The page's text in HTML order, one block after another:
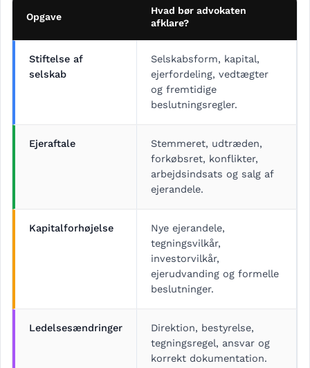
Opgave
Hvad bør advokaten
afklare?
Stiftelse af
selskab
Selskabsform, kapital,
ejerfordeling, vedtægter
og fremtidige
beslutningsregler.
Ejeraftale
Stemmeret, udtræden,
forkøbsret, konflikter,
arbejdsindsats og salg af
ejerandele.
Kapitalforhøjelse
Nye ejerandele,
tegningsvilkår,
investorvilkår,
ejerudvanding og formelle
beslutninger.
Ledelsesændringer
Direktion, bestyrelse,
tegningsregel, ansvar og
korrekt dokumentation.